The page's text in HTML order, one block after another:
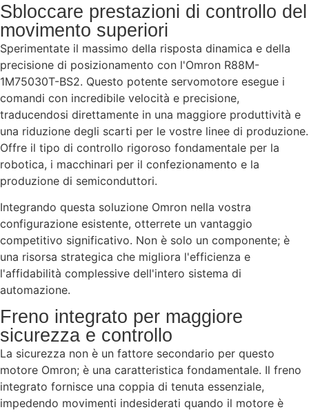
Sbloccare prestazioni di controllo del
movimento superiori
Sperimentate il massimo della risposta dinamica e della
precisione di posizionamento con l'Omron R88M-
1M75030T-BS2. Questo potente servomotore esegue i
comandi con incredibile velocità e precisione,
traducendosi direttamente in una maggiore produttività e
una riduzione degli scarti per le vostre linee di produzione.
Offre il tipo di controllo rigoroso fondamentale per la
robotica, i macchinari per il confezionamento e la
produzione di semiconduttori.
Integrando questa soluzione Omron nella vostra
configurazione esistente, otterrete un vantaggio
competitivo significativo. Non è solo un componente; è
una risorsa strategica che migliora l'efficienza e
l'affidabilità complessive dell'intero sistema di
automazione.
Freno integrato per maggiore
sicurezza e controllo
La sicurezza non è un fattore secondario per questo
motore Omron; è una caratteristica fondamentale. Il freno
integrato fornisce una coppia di tenuta essenziale,
impedendo movimenti indesiderati quando il motore è